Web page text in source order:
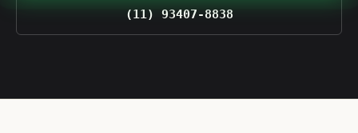
(11) 93407-8838